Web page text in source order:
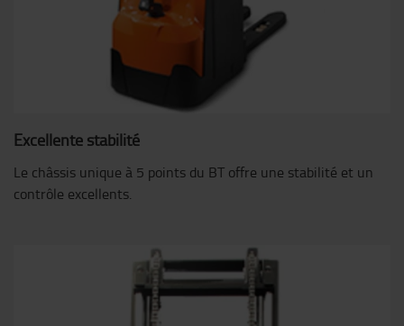
Excellente stabilité
Le châssis unique à 5 points du BT offre une stabilité et un
contrôle excellents.